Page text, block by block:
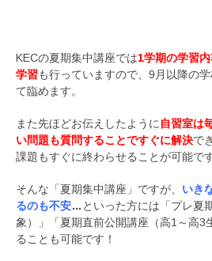
KECの夏期集中講座では1学期の学習
学習も行っていますので、9月以降の
て臨めます。
また先ほどお伝えしたように 自習室は
い問題も質問することですぐに解決で
課題もすぐに終わらせることが可能で
そんな「夏期集中講座」ですが、 いき
るのも不安… といった方には「プレ夏
象）」「夏期直前公開講座（高1～高3
ることも可能です！